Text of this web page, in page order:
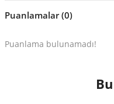
Puanlamalar (0)
Puanlama bulunamadı!